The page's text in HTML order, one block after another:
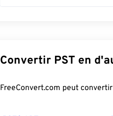
Convertir PST en
FreeConvert.com peut